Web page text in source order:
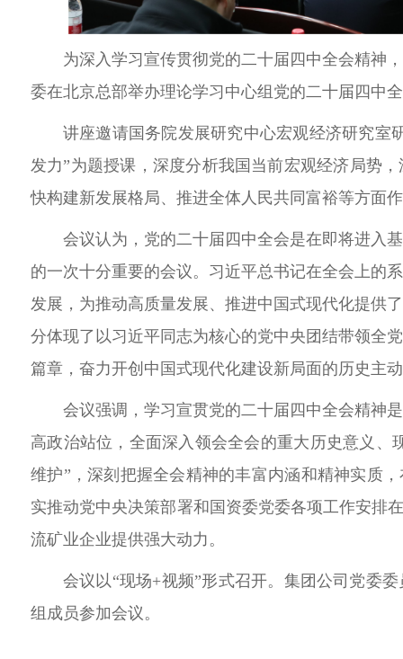
为深入学习宣传贯彻党的二十届四中全会精神
委在北京总部举办理论学习中心组党的二十届四中
讲座邀请国务院发展研究中心宏观经济研究室
发力”为题授课，深度分析我国当前宏观经济局势
快构建新发展格局、推进全体人民共同富裕等方面
会议认为，党的二十届四中全会是在即将进入
的一次十分重要的会议。习近平总书记在全会上的
发展，为推动高质量发展、推进中国式现代化提供
分体现了以习近平同志为核心的党中央团结带领全
篇章，奋力开创中国式现代化建设新局面的历史主
会议强调，学习宣贯党的二十届四中全会精神
高政治站位，全面深入领会全会的重大历史意义、
维护”，深刻把握全会精神的丰富内涵和精神实质
实推动党中央决策部署和国资委党委各项工作安排
流矿业企业提供强大动力。
会议以“现场+视频”形式召开。集团公司党委
组成员参加会议。